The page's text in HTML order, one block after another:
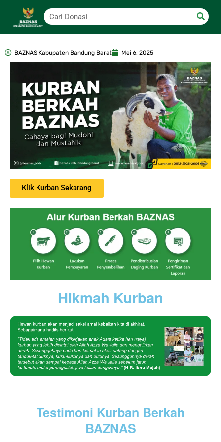
BAZNAS Kabupaten Bandung Barat Mei 6, 2025
Klik Kurban Sekarang
Hikmah Kurban
Testimoni Kurban Berkah
BAZNAS